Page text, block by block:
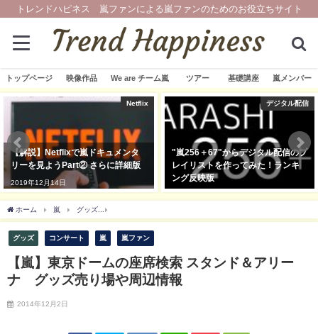
トレンドハピネス 嵐ファンによる嵐ファンのためのお役立ちサイト
トップページ 映像作品 We are チーム嵐 ツアー 基礎講座 嵐メンバー
Netflix
で嵐ドキュメンタ
さらに詳細版
デジタル配信
"嵐256＋67"からデジタル配信のプ
レイリストを作ってみた！ランキ
Netflixで嵐
占配信！動
う方へTVで
ホーム 嵐 グッズ
グッズ コンサート 嵐 嵐ファン
【嵐】東京ドームの座席検索 スタンド＆アリー
ナ グッズ売り場や周辺情報
2014年12月2日